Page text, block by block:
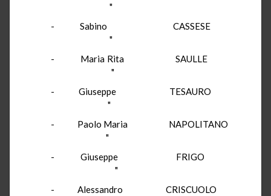
"
- Sabino CASSESE
"
- Maria Rita SAULLE
"
- Giuseppe TESAURO
"
- Paolo Maria NAPOLITANO
"
- Giuseppe FRIGO
"
- Alessandro CRISCUOLO